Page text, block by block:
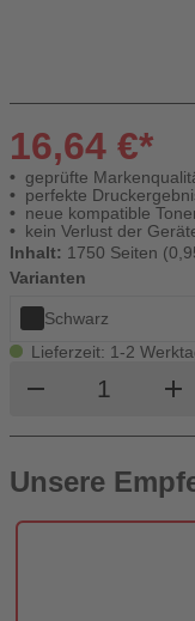
16,64 €*
geprüfte
perfekte
neue kompatible
kein Verlust der
Inhalt: 1750 Seiten
Varianten
Schwarz
Lieferzeit: 1-2
remove Produktadd
Unsere